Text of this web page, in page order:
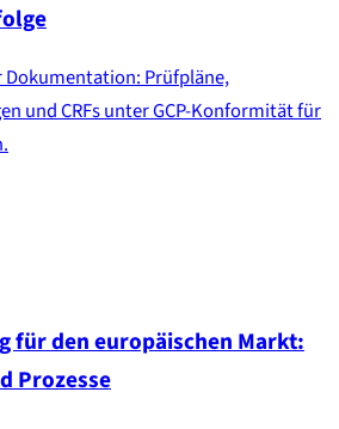
Prüfpläne,
und CRFs unter GCP-Konformität für
für den europäischen Markt:
Prozesse